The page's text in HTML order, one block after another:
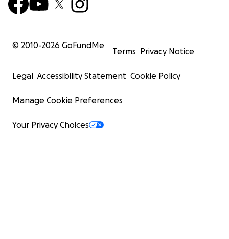
© 2010-2026 GoFundMe
Terms Privacy Notice
Legal Accessibility Statement Cookie Policy
Manage Cookie Preferences
Your Privacy Choices